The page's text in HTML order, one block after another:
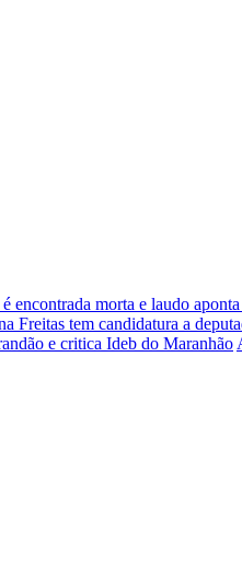
encontrada morta e laudo aponta
Freitas tem candidatura a
e critica Ideb do Maranhão